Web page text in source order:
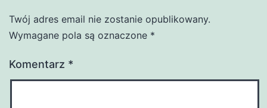
Twój adres email nie zostanie opublikowany.
Wymagane pola są oznaczone *
Komentarz *